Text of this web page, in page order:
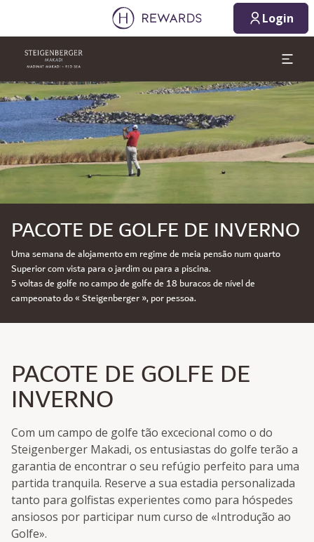
Login
Diapositivo 1 de 1
PACOTE DE GOLFE DE INVERNO
Uma semana de alojamento em regime de meia pensão num quarto
Superior com vista para o jardim ou para a piscina.
5 voltas de golfe no campo de golfe de 18 buracos de nível de
campeonato do « Steigenberger », por pessoa.
PACOTE DE GOLFE DE
INVERNO
Com um campo de golfe tão excecional como o do
Steigenberger Makadi, os entusiastas do golfe terão a
garantia de encontrar o seu refúgio perfeito para uma
partida tranquila. Reserve a sua estadia personalizada
tanto para golfistas experientes como para hóspedes
ansiosos por participar num curso de «Introdução ao
Golfe».